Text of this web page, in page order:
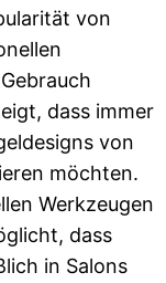
von
dass immer
von
möchten.
Werkzeugen
dass
in Salons